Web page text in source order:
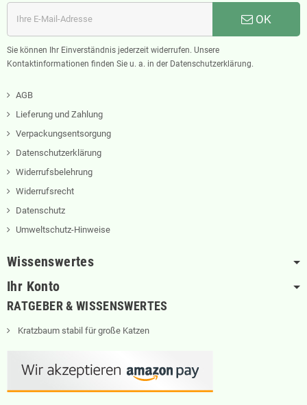
OK
Sie können Ihr Einverständnis jederzeit widerrufen. Unsere
Kontaktinformationen finden Sie u. a. in der Datenschutzerklärung.
AGB
Lieferung und Zahlung
Verpackungsentsorgung
Datenschutzerklärung
Widerrufsbelehrung
Widerrufsrecht
Datenschutz
Umweltschutz-Hinweise
Wissenswertes
Ihr Konto
RATGEBER & WISSENSWERTES
Kratzbaum stabil für große Katzen